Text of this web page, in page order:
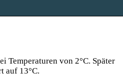
Temperaturen von 2°C. Später
auf 13°C.